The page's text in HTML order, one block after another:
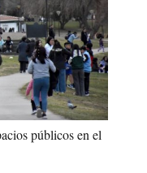
públicos en el